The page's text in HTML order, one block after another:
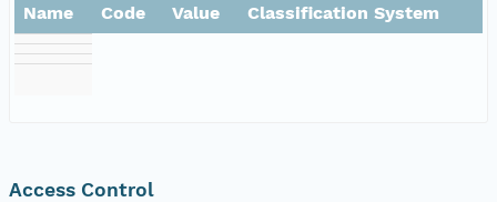
Name Code Value Classification System
Access Control